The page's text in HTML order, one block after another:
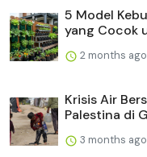
5 Model
yang Cocok
2 months ago
Krisis Air
Palestina di
3 months ago